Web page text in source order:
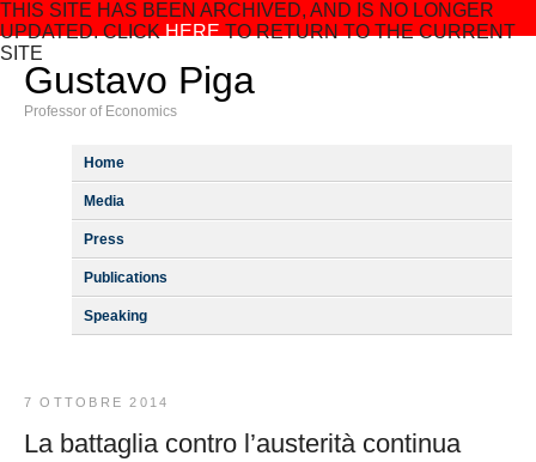
THIS SITE HAS BEEN ARCHIVED, AND IS NO LONGER
UPDATED. CLICKHERETO RETURN TO THE CURRENT
SITE
Gustavo Piga
Professor of Economics
Home
Media
Press
Publications
Speaking
7 OTTOBRE 2014
La battaglia contro l’austerità continua